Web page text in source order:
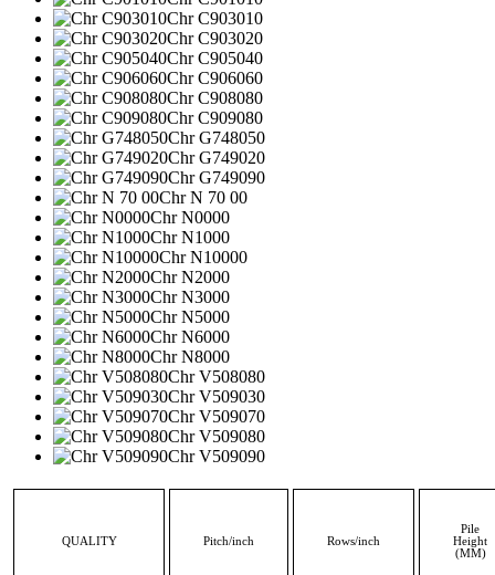
Chr C903010
Chr C903020
Chr C905040
Chr C906060
Chr C908080
Chr C909080
Chr G748050
Chr G749020
Chr G749090
Chr N 70 00
Chr N0000
Chr N1000
Chr N10000
Chr N2000
Chr N3000
Chr N5000
Chr N6000
Chr N8000
Chr V508080
Chr V509030
Chr V509070
Chr V509080
Chr V509090
QUALITY Pitch/inch Rows/inch
Pile
Height
(MM)